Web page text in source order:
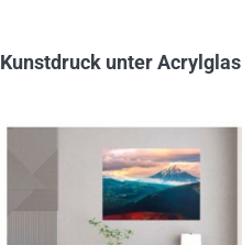
Kunstdruck unter Acrylglas